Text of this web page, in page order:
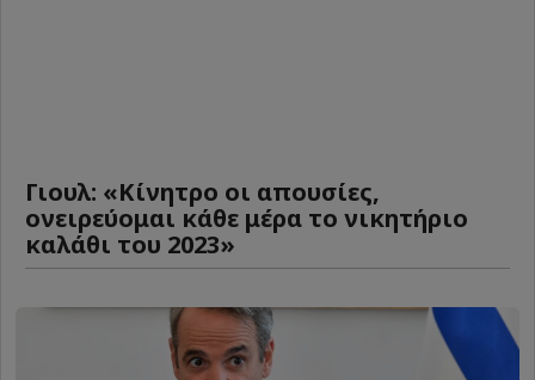
Γιουλ: «Κίνητρο οι απουσίες,
ονειρεύομαι κάθε μέρα το νικητήριο
καλάθι του 2023»